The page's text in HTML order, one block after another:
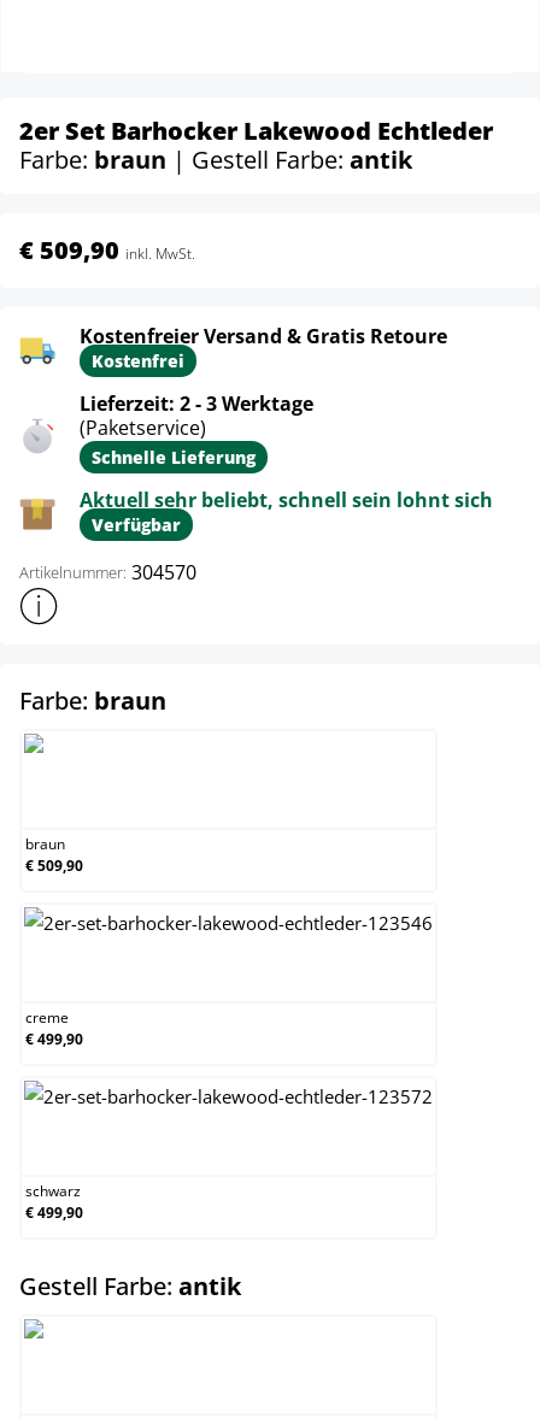
2er Set Barhocker Lakewood Echtleder
Farbe: braun | Gestell Farbe: antik
€ 509,90 inkl. MwSt.
Kostenfreier Versand & Gratis Retoure
Kostenfrei
Lieferzeit: 2 - 3 Werktage
(Paketservice)
Schnelle Lieferung
Aktuell sehr beliebt, schnell sein lohnt sich
Verfügbar
Artikelnummer: 304570
Weitere Produktinformationen anzeigen
Farbe: braun
braun
€ 509,90
creme
€ 499,90
schwarz
€ 499,90
Gestell Farbe: antikauswählen